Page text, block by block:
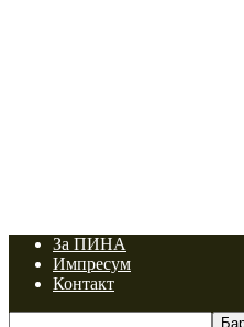
За ПИНА
Импресум
Контакт